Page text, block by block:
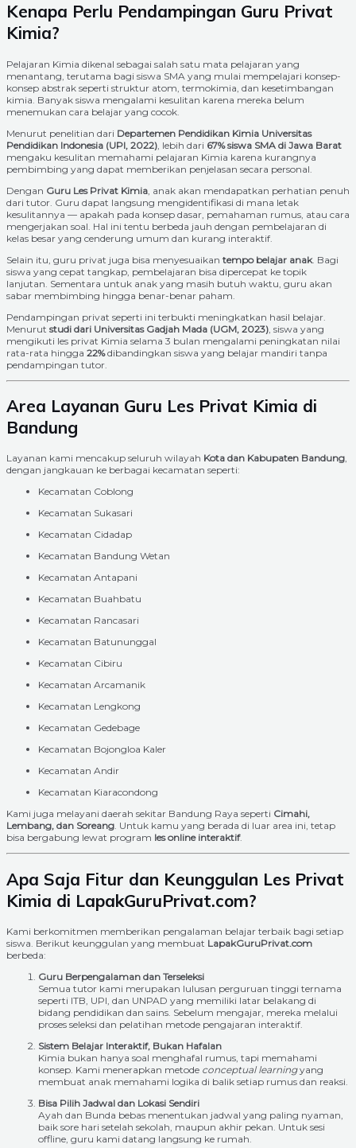
Kenapa Perlu Pendampingan Guru Privat
Kimia?
Pelajaran Kimia dikenal sebagai salah satu mata pelajaran yang
menantang, terutama bagi siswa SMA yang mulai mempelajari konsep-
konsep abstrak seperti struktur atom, termokimia, dan kesetimbangan
kimia. Banyak siswa mengalami kesulitan karena mereka belum
menemukan cara belajar yang cocok.
Menurut penelitian dari Departemen Pendidikan Kimia Universitas
Pendidikan Indonesia (UPI, 2022) , lebih dari 67% siswa SMA di Jawa Barat
mengaku kesulitan memahami pelajaran Kimia karena kurangnya
pembimbing yang dapat memberikan penjelasan secara personal.
Dengan Guru Les Privat Kimia , anak akan mendapatkan perhatian penuh
dari tutor. Guru dapat langsung mengidentifikasi di mana letak
kesulitannya — apakah pada konsep dasar, pemahaman rumus, atau cara
mengerjakan soal. Hal ini tentu berbeda jauh dengan pembelajaran di
kelas besar yang cenderung umum dan kurang interaktif.
Selain itu, guru privat juga bisa menyesuaikan tempo belajar anak. Bagi
siswa yang cepat tangkap, pembelajaran bisa dipercepat ke topik
lanjutan. Sementara untuk anak yang masih butuh waktu, guru akan
sabar membimbing hingga benar-benar paham.
Pendampingan privat seperti ini terbukti meningkatkan hasil belajar.
Menurut studi dari Universitas Gadjah Mada (UGM, 2023) , siswa yang
mengikuti les privat Kimia selama 3 bulan mengalami peningkatan nilai
rata-rata hingga 22%dibandingkan siswa yang belajar mandiri tanpa
pendampingan tutor.
Area Layanan Guru Les Privat Kimia di
Bandung
Layanan kami mencakup seluruh wilayah Kota dan Kabupaten Bandung,
dengan jangkauan ke berbagai kecamatan seperti:
Kecamatan Coblong
Kecamatan Sukasari
Kecamatan Cidadap
Kecamatan Bandung Wetan
Kecamatan Antapani
Kecamatan Buahbatu
Kecamatan Rancasari
Kecamatan Batununggal
Kecamatan Cibiru
Kecamatan Arcamanik
Kecamatan Lengkong
Kecamatan Gedebage
Kecamatan Bojongloa Kaler
Kecamatan Andir
Kecamatan Kiaracondong
Kami juga melayani daerah sekitar Bandung Raya seperti Cimahi,
Lembang, dan Soreang. Untuk kamu yang berada di luar area ini, tetap
bisa bergabung lewat program les online interaktif.
Apa Saja Fitur dan Keunggulan Les Privat
Kimia di LapakGuruPrivat.com?
Kami berkomitmen memberikan pengalaman belajar terbaik bagi setiap
siswa. Berikut keunggulan yang membuat LapakGuruPrivat.com
berbeda:
Guru Berpengalaman dan Terseleksi
Semua tutor kami merupakan lulusan perguruan tinggi ternama
seperti ITB, UPI, dan UNPAD yang memiliki latar belakang di
bidang pendidikan dan sains. Sebelum mengajar, mereka melalui
proses seleksi dan pelatihan metode pengajaran interaktif.
Sistem Belajar Interaktif, Bukan Hafalan
Kimia bukan hanya soal menghafal rumus, tapi memahami
konsep. Kami menerapkan metode conceptual learningyang
membuat anak memahami logika di balik setiap rumus dan reaksi.
Bisa Pilih Jadwal dan Lokasi Sendiri
Ayah dan Bunda bebas menentukan jadwal yang paling nyaman,
baik sore hari setelah sekolah, maupun akhir pekan. Untuk sesi
offline, guru kami datang langsung ke rumah.